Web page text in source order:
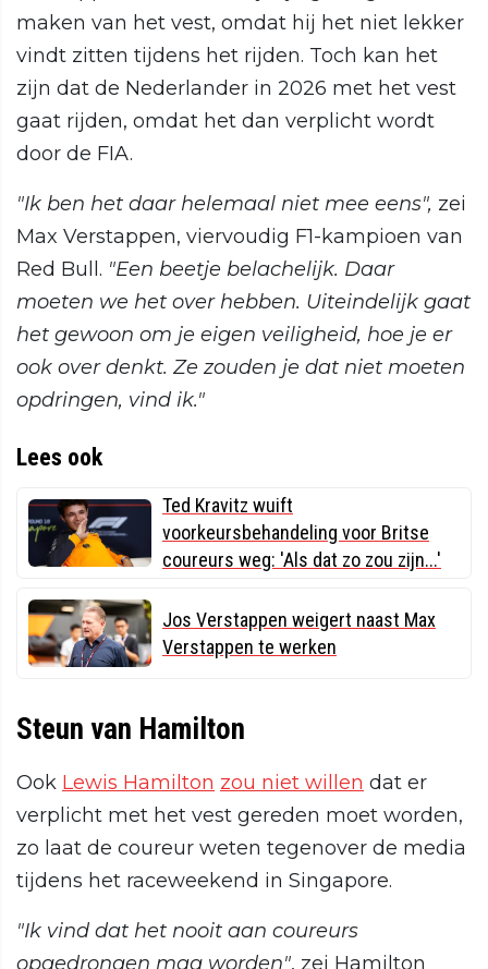
maken van het vest, omdat hij het niet lekker
vindt zitten tijdens het rijden. Toch kan het
zijn dat de Nederlander in 2026 met het vest
gaat rijden, omdat het dan verplicht wordt
door de FIA.
"Ik ben het daar helemaal niet mee eens", zei
Max Verstappen, viervoudig F1-kampioen van
Red Bull. "Een beetje belachelijk. Daar
moeten we het over hebben. Uiteindelijk gaat
het gewoon om je eigen veiligheid, hoe je er
ook over denkt. Ze zouden je dat niet moeten
opdringen, vind ik."
Lees ook
Ted Kravitz wuift
voorkeursbehandeling voor Britse
coureurs weg: 'Als dat zo zou zijn...'
Jos Verstappen weigert naast Max
Verstappen te werken
Steun van Hamilton
Ook Lewis Hamilton zou niet willen dat er
verplicht met het vest gereden moet worden,
zo laat de coureur weten tegenover de media
tijdens het raceweekend in Singapore.
"Ik vind dat het nooit aan coureurs
opgedrongen mag worden", zei Hamilton